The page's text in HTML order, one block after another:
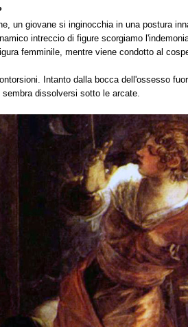
un giovane si inginocchia in una postura
intreccio di figure scorgiamo
femminile, mentre viene condotto al
Intanto dalla bocca dell'ossesso
dissolversi sotto le arcate.